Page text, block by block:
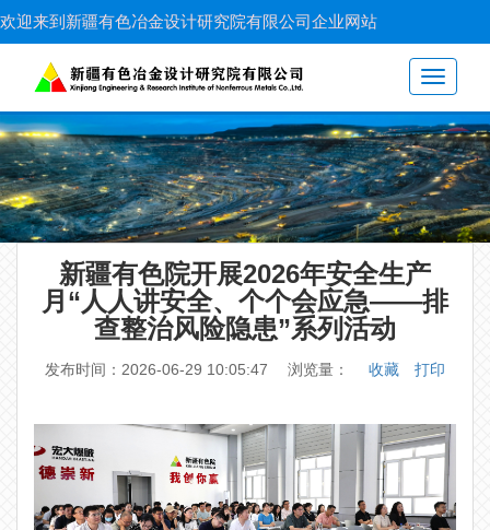
欢迎来到新疆有色冶金设计研究院有限公司企业网站
Toggle
新疆有色院开展2026年安全生产
月“人人讲安全、个个会应急——排
查整治风险隐患”系列活动
发布时间：2026-06-29 10:05:47 浏览量： 收藏 打印